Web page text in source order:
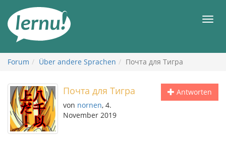
Inhalt
Forum Über andere Sprachen Почта для Тигра
Antworten
Почта для Тигра
von nornen, 4.
November 2019